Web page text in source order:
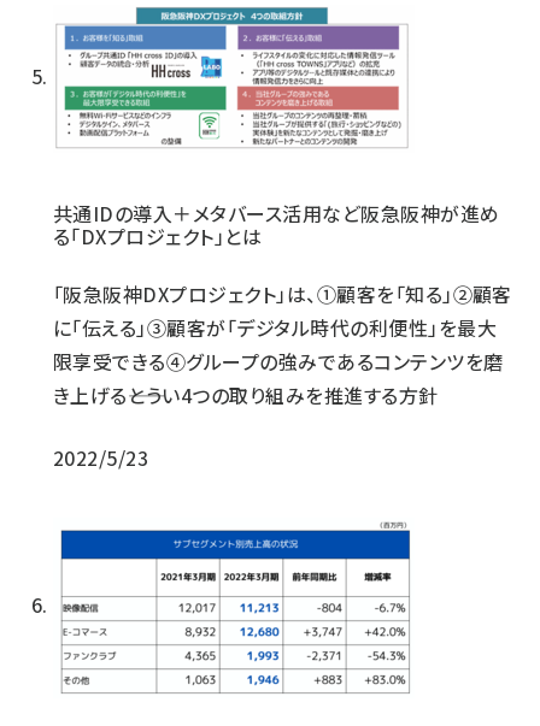
共通IDの導入＋メタバース活用など阪急阪神が進め
る「DXプロジェクト」とは
「阪急阪神DXプロジェクト」は、①顧客を「知る」②顧客
に「伝える」③顧客が「デジタル時代の利便性」を最大
限享受できる④グループの強みであるコンテンツを磨
き上げる――とうい4つの取り組みを推進する方針
2022/5/23